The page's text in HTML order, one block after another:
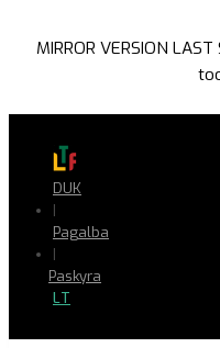
MIRROR VERSION
DUK
|
Pagalba
|
Paskyra
LT